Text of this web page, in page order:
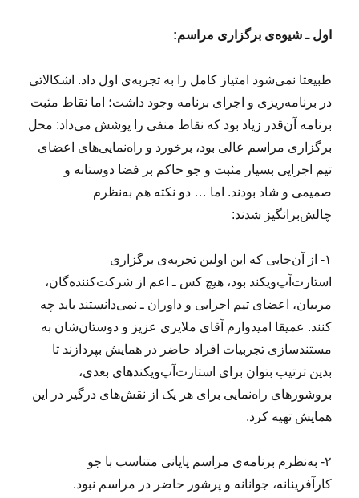
اول ـ شیوه‌ی برگزاری مراسم:
طبیعتا نمی‌شود امتیاز کامل را به تجربه‌ی اول داد. اشکالاتی
در برنامه‌ریزی و اجرای برنامه وجود داشت؛ اما نقاط مثبت‌
برنامه آن‌قدر زیاد بود که نقاط منفی را پوشش می‌داد: محل
برگزاری مراسم عالی بود، برخورد و راه‌نمایی‌های اعضای
تیم اجرایی بسیار مثبت و جو حاکم بر فضا دوستانه و
صمیمی و شاد بودند. اما … دو نکته هم به‌نظرم
چالش‌برانگیز شدند:
۱- از آن‌جایی که این اولین تجربه‌ی برگزاری
استارت‌آپ‌ویکند بود، هیچ کس ـ اعم از شرکت‌کننده‌گان،
مربیان، اعضای تیم اجرایی و داوران ـ نمی‌دانستند باید چه
کنند. عمیقا امیدوارم آقای ملایری عزیز و دوستان‌شان به
مستندسازی تجربیات افراد حاضر در همایش بپردازند تا
بدین ترتیب بتوان برای استارت‌آپ‌ویکندهای بعدی،
بروشورهای راه‌نمایی برای هر یک از نقش‌های درگیر در این
همایش تهیه کرد.
۲- به‌نظرم برنامه‌ی مراسم پایانی متناسب با جو
کارآفرینانه‌، جوانانه و پرشور حاضر در مراسم نبود.